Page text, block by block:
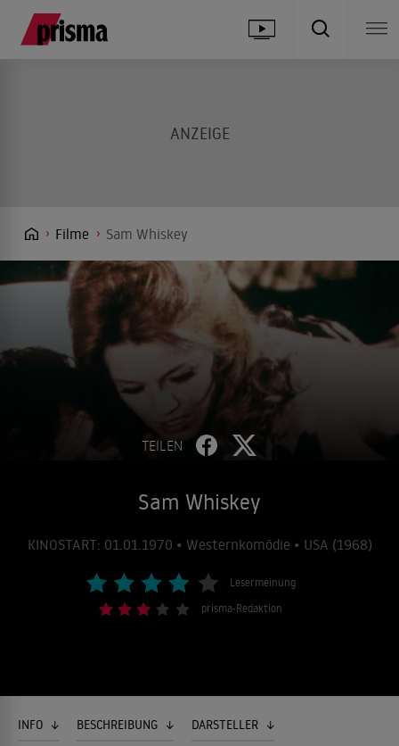
Filme Sam Whiskey
TEILEN
Sam Whiskey
KINOSTART: 01.01.1970 • Westernkomödie • USA (1968)
Lesermeinung
prisma-Redaktion
INFO BESCHREIBUNG DARSTELLER